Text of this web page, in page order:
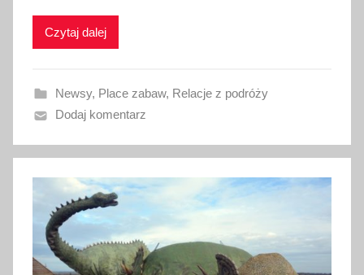
i
a
n
1
5
e
r
Czytaj dalej
Newsy, Place zabaw, Relacje z podróży
Dodaj komentarz